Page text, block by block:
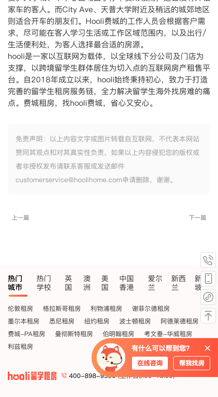
家车的客人。而City Ave、天普大学附近及稍远的城郊地区
则适合开车的朋友们。Hooli费城的工作人员会根据客户需
求，尽可能在客人学习生活或工作区域范围内，以及出行/
生活便利处，为客人选择最合适的房源。
hooli是一家以互联网为载体，以全球线下分公司及门店为
支撑，以跨境留学生群体居住为切入点的互联网房产租售平
台。自2018年成立以来，hooli始终秉持初心，致力于打造
完善的留学生租房服务链，全力解决留学生海外找房难的痛
点。费城租房，找hooli费城，省心又安心。
免责声明：以上内容文字或图片转载自互联网，不代表本网站
赞同其观点和对其真实性负责，如果以上内容侵犯您的版权或
者非授权发布请联系客服或发送邮件
customerservice@hoolihome.com申请删除，谢谢。
上一篇 下一篇
热门
城市
热门
学校
英
国
澳
洲
美
国
中国
香港
爱尔
兰
新西
兰
新加
坡
伦敦租房 格拉斯哥租房 利物浦租房
谢菲尔德租房
墨尔本租房
悉尼租房 纽约租房 波士顿租房
阿德莱德租房
费城-PA租房
曼彻斯特租房 伯明翰租房
考文垂-华威租房
利兹租房
400-898-9590 (工作日9:00-18:00)
有什么可以帮到您？
在线咨询 帮我找房